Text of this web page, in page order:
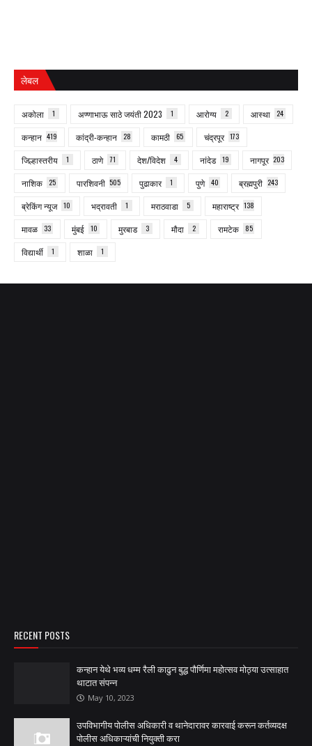
लेबल
अकोला 1 अण्णाभाऊ साठे जयंती 2023 1 आरोग्य 2 आस्था 24
कन्हान 419 कांद्री-कन्हान 28 कामठी 65 चंद्रपूर 173
जिल्हास्तरीय 1 ठाणे 71 देश/विदेश 4 नांदेड 19 नागपूर 203
नाशिक 25 पारशिवनी 505 पुढाकार 1 पुणे 40 ब्रह्मपुरी 243
ब्रेकिंग न्यूज 10 भद्रावती 1 मराठवाडा 5 महाराष्ट्र 138
मावळ 33 मुंबई 10 मुरबाड 3 मौदा 2 रामटेक 85
विद्यार्थी 1 शाळा 1
RECENT POSTS
कन्हान येथे भव्य धम्म रैली काढुन बुद्ध पौर्णिमा महोत्सव मोठ्या उत्साहात
थाटात संपन्न
May 10, 2023
उपविभागीय पोलीस अधिकारी व थानेदारावर कारवाई करून कर्तव्यदक्ष
पोलीस अधिकाऱ्यांची नियुक्ती करा